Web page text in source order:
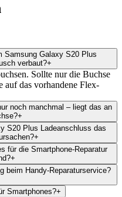
Samsung Galaxy S20 Plus
verbaut?+
Sollte nur die Buchse
auf das vorhandene Flex-
noch manchmal – liegt das an
+
S20 Plus Ladeanschluss das
+
für die Smartphone-Reparatur
+
beim Handy-Reparaturservice?
Smartphones?+